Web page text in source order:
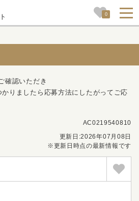
0
確認いただき
りましたら応募方法にしたがってご応
AC0219540810
更新日:2026年07月08日
※更新日時点の最新情報です